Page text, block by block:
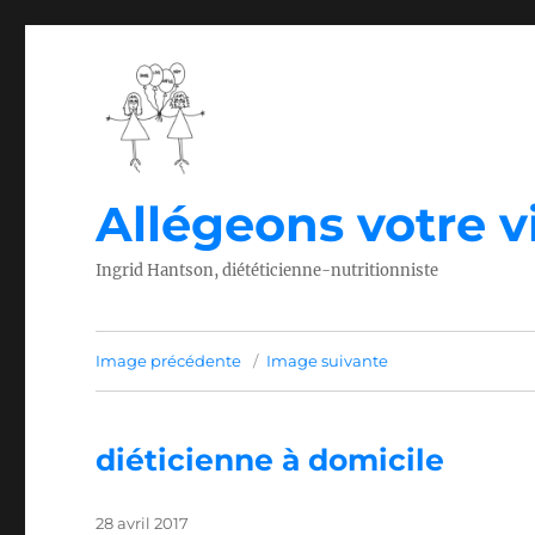
Allégeons votre
Ingrid Hantson, diététicienne-nutritionniste
Image précédente Image suivante
diéticienne à domicile
Publié
28 avril 2017